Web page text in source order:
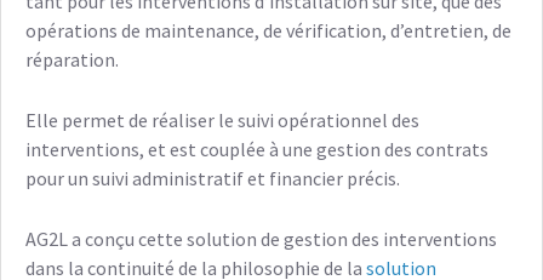
opérations de maintenance, de vérification, d’entretien, de
réparation.
Elle permet de réaliser le suivi opérationnel des
interventions, et est couplée à une gestion des contrats
pour un suivi administratif et financier précis.
AG2L a conçu cette solution de gestion des interventions
dans la continuité de la philosophie de la solution